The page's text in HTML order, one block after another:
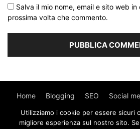
Salva il mio nome, email e sito web
prossima volta che commento.
Home Blogging SEO Social
WordPress
Utilizziamo i cookie per essere sicuri
migliore esperienza sul nostro sito.